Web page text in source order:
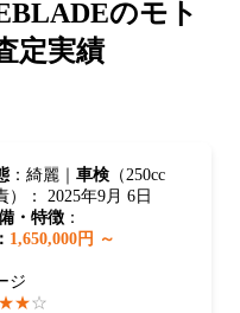
のモト
定実績
：綺麗｜ 車検（250cc
）： 2025年9月 6日
・特徴：
1,650,000円 ～
ジ
☆